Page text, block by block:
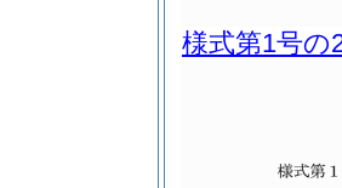
様式第1号の